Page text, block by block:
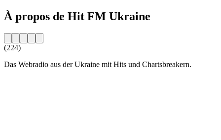
À propos de Hit FM Ukraine
(224)
Das Webradio aus der Ukraine mit Hits und Chartsbreakern.